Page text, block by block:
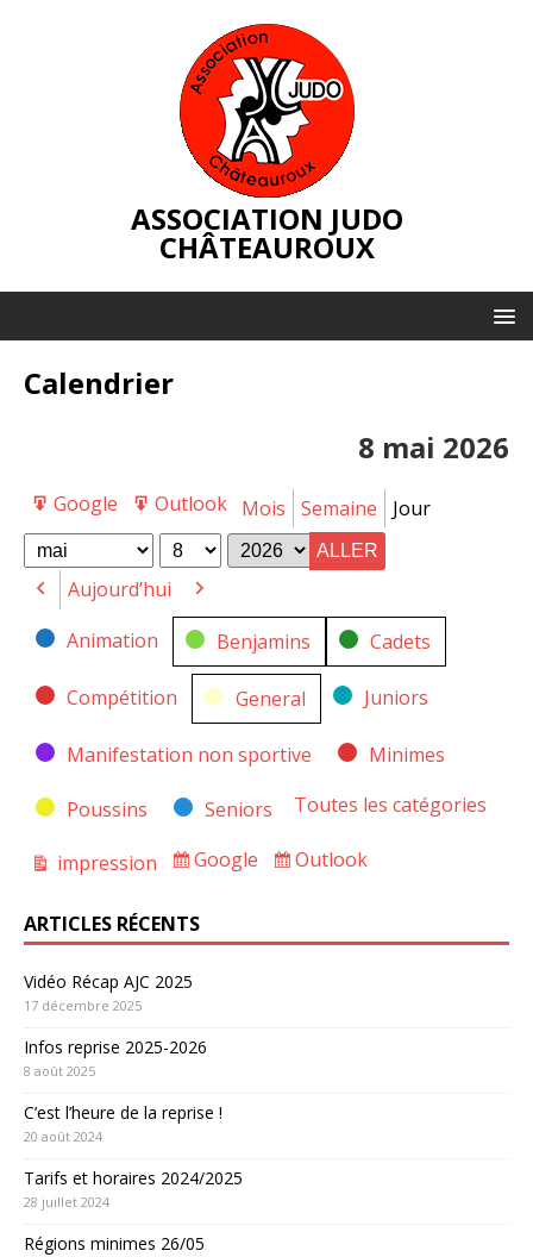
ASSOCIATION JUDO
CHÂTEAUROUX
Calendrier
8 mai 2026
Export
for
Google
Export
for
Outlook Mois Semaine Jour
Mois
Jour
Année
Précédent
Aujourd’hui Suivant
Catégories
Animation Benjamins Cadets
Compétition General Juniors
Manifestation non sportive Minimes
Poussins Seniors Toutes les catégories
Vue
impression
Subscribe
Google
Subscribe
Outlook
ARTICLES RÉCENTS
Vidéo Récap AJC 2025
17 décembre 2025
Infos reprise 2025-2026
8 août 2025
C’est l’heure de la reprise !
20 août 2024
Tarifs et horaires 2024/2025
28 juillet 2024
Régions minimes 26/05